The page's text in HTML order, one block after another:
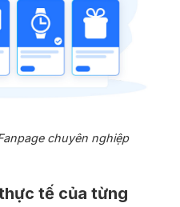
chuyên nghiệp
tế của từng